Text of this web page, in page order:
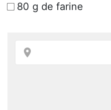
80 g de farine